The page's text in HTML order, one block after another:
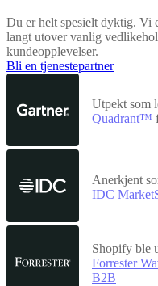
Du er helt spesielt dyktig. Vi
langt utover vanlig
kundeopplevelser.
Bli en tjenestepartner
Utpekt som
Quadrant™
Anerkjent
IDC
Shopify ble
Forrester
B2B